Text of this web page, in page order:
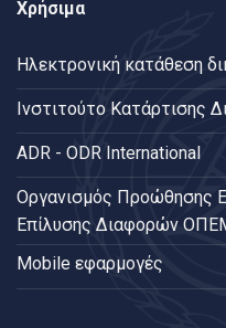
Χρήσιμα
Ηλεκτρονική κατάθεση
Ινστιτούτο Κατάρτισης
ADR - ODR International
Oργανισμός Προώθησης
Επίλυσης Διαφορών
Mobile εφαρμογές